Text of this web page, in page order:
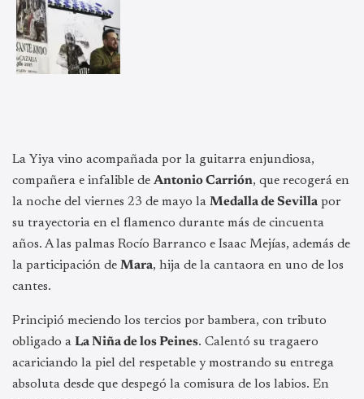
La Yiya vino acompañada por la guitarra enjundiosa,
compañera e infalible de Antonio Carrión, que recogerá en
la noche del viernes 23 de mayo la Medalla de Sevilla por
su trayectoria en el flamenco durante más de cincuenta
años. A las palmas Rocío Barranco e Isaac Mejías, además de
la participación de Mara, hija de la cantaora en uno de los
cantes.
Principió meciendo los tercios por bambera, con tributo
obligado a La Niña de los Peines. Calentó su tragaero
acariciando la piel del respetable y mostrando su entrega
absoluta desde que despegó la comisura de los labios. En